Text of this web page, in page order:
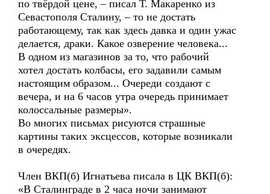
по твёрдой цене, – писал Т. Макаренко из
Севастополя Сталину, – то не достать
работающему, так как здесь давка и один ужас
делается, драки. Какое озверение человека...
В одном из магазинов за то, что рабочий
хотел достать колбасы, его задавили самым
настоящим образом... Очереди создают с
вечера, и на 6 часов утра очередь принимает
колоссальные размеры».
Во многих письмах рисуются страшные
картины таких эксцессов, которые возникали
в очередях.
Член ВКП(б) Игнатьева писала в ЦК ВКП(б):
«В Сталинграде в 2 часа ночи занимают